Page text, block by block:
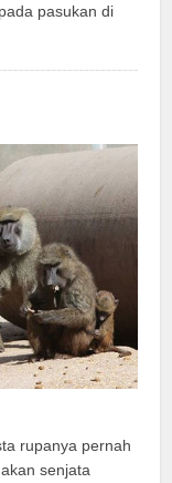
pasukan di
rupanya pernah
senjata